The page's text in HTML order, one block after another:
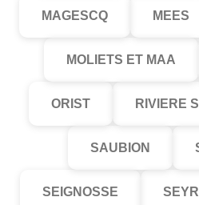
MAGESCQ MEES
MOLIETS ET MAA
ORIST RIVIERE
SAUBION
SEIGNOSSE